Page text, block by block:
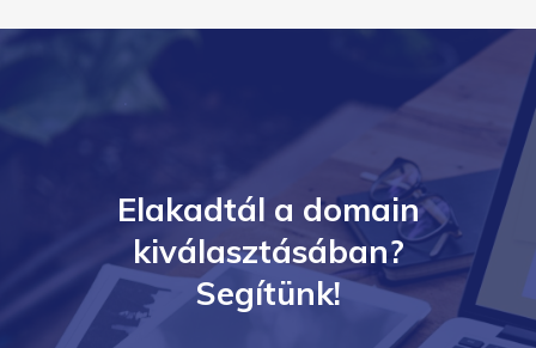
Elakadtál a domain
kiválasztásában?
Segítünk!